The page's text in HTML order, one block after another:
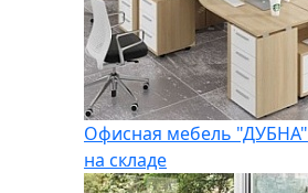
Офисная мебель "ДУБНА"
на складе